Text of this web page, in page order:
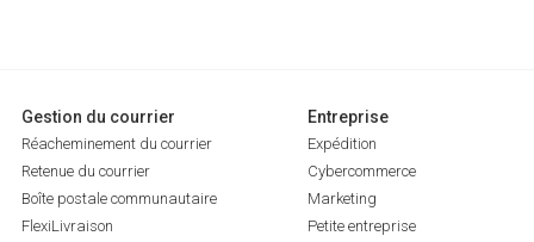
Gestion du courrier
Réacheminement du courrier
Retenue du courrier
Boîte postale communautaire
FlexiLivraison
Entreprise
Expédition
Cybercommerce
Marketing
Petite entreprise